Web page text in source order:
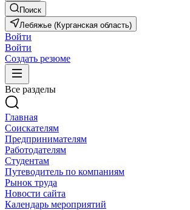
Поиск
Лебяжье (Курганская область)
Войти
Войти
Создать резюме
Все разделы
Главная
Соискателям
Предпринимателям
Работодателям
Студентам
Путеводитель по компаниям
Рынок труда
Новости сайта
Календарь мероприятий